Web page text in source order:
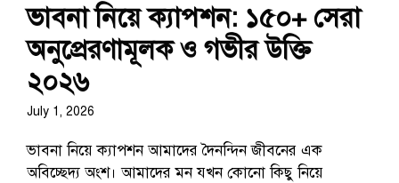
ভাবনা নিয়ে ক্যাপশন: ১৫০+ সেরা
অনুপ্রেরণামূলক ও গভীর উক্তি
২০২৬
July 1, 2026
ভাবনা নিয়ে ক্যাপশন আমাদের দৈনন্দিন জীবনের এক
অবিচ্ছেদ্য অংশ। আমাদের মন যখন কোনো কিছু নিয়ে